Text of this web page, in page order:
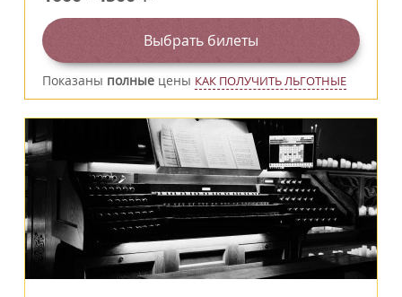
Выбрать билеты
Показаны полные цены КАК ПОЛУЧИТЬ ЛЬГОТНЫЕ